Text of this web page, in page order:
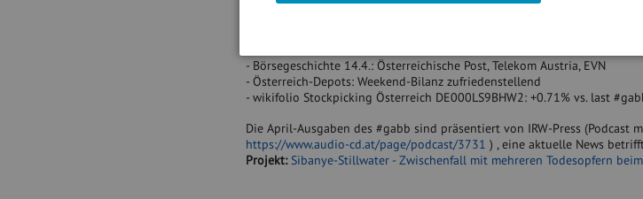
- Börsegeschichte 14.4.: Österreichische Post, Telekom Austria, EVN
- Österreich-Depots: Weekend-Bilanz zufriedenstellend
- wikifolio Stockpicking Öster­reich DE000LS9BHW2: +0.71% vs. last
Die April-Ausgaben des #gabb sind präsentiert von IRW-Press (Podcast
https://www.audio-cd.at/page/podcast/3731 ) , eine aktuelle News
Projekt: Sibanye-Stillwater - Zwischenfall mit mehreren Todesopfern